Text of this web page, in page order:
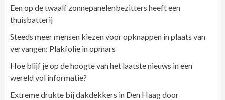
Een op de twaalf zonnepanelenbezitters heeft een
thuisbatterij
Steeds meer mensen kiezen voor opknappen in plaats van
vervangen: Plakfolie in opmars
Hoe blijf je op de hoogte van het laatste nieuws in een
wereld vol informatie?
Extreme drukte bij dakdekkers in Den Haag door